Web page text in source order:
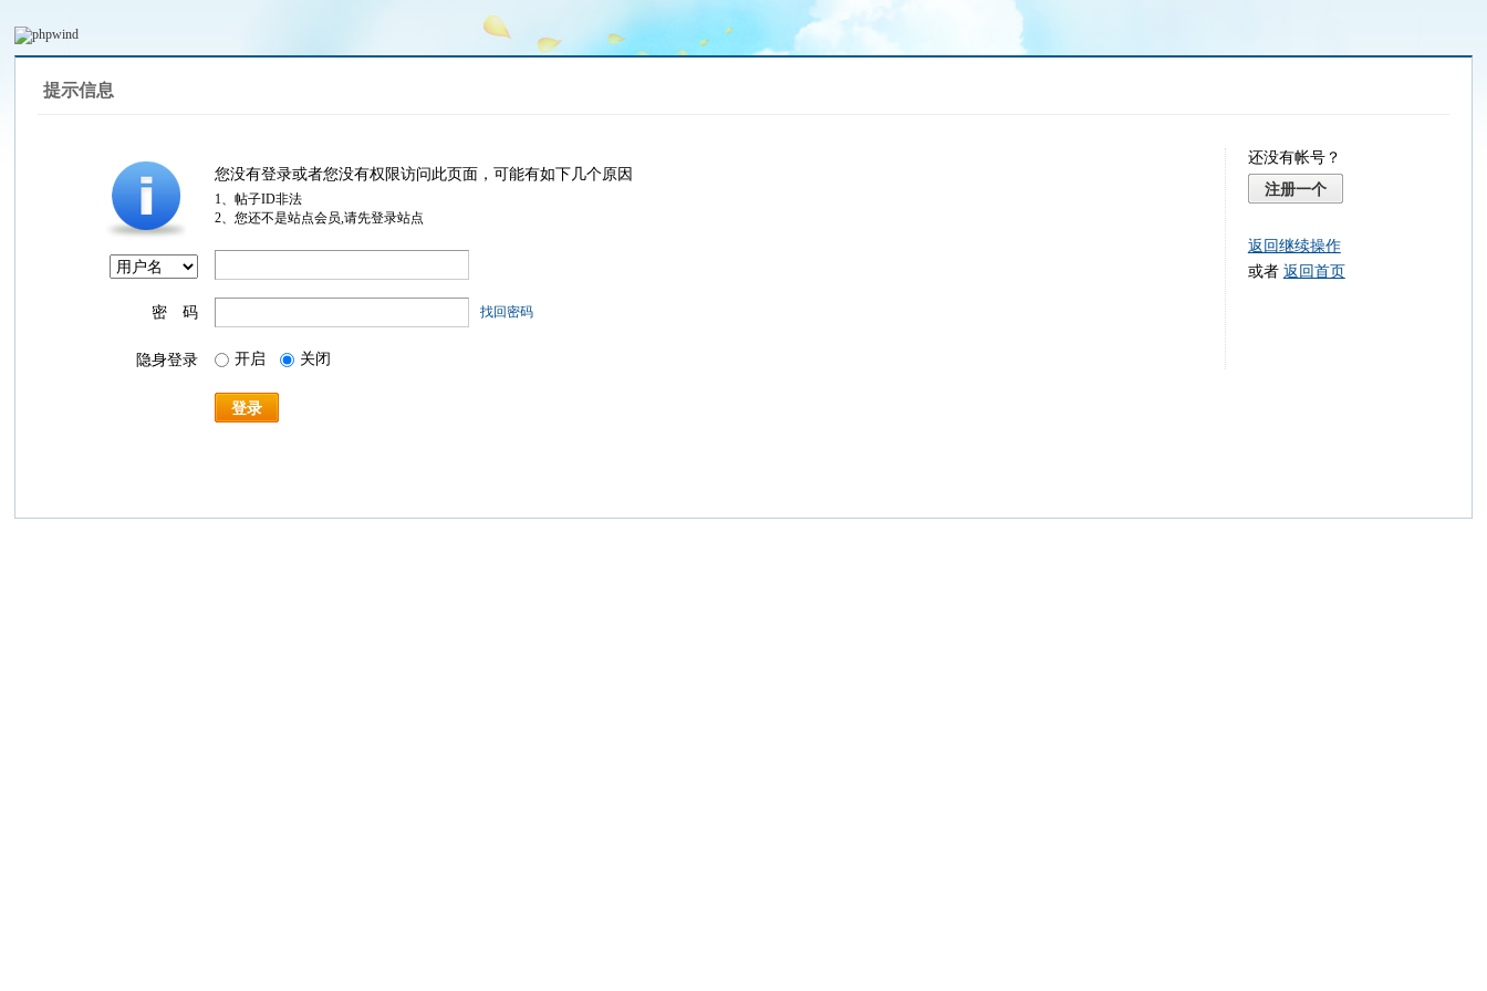
提示信息
您没有登录或者您没有权限访问此页面，可能有如下几个原因
1、帖子ID非法
2、您还不是站点会员,请先登录站点
密 码 找回密码
隐身登录 开启 关闭
登录
还没有帐号？
注册一个
返回继续操作
或者 返回首页